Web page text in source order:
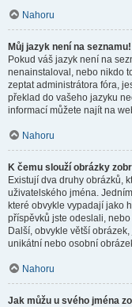
Nahoru
Můj jazyk není na seznamu!
Pokud váš jazyk není na
nenainstaloval, nebo nikdo
zeptat administrátora fóra,
překlad do vašeho jazyku
informací můžete najít na
Nahoru
K čemu slouží obrázky
Existují dva druhy obrázků,
uživatelského jména.
které obvykle vypadají jako
příspěvků jste odeslali,
Další, obvykle větší
unikátní nebo osobní
Nahoru
Jak můžu u svého jména